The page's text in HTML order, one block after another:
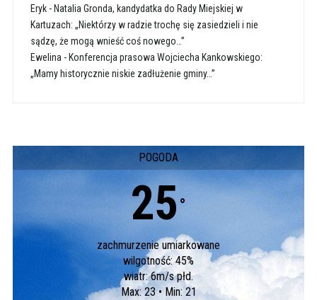
Eryk- Natalia Gronda, kandydatka do Rady Miejskiej w
Kartuzach: „Niektórzy w radzie trochę się zasiedzieli i nie
sądzę, że mogą wnieść coś nowego…”
Ewelina - Konferencja prasowa Wojciecha Kankowskiego:
„Mamy historycznie niskie zadłużenie gminy…”
POGODA
25 °
zachmurzenie umiarkowane
wilgotność: 45%
wiatr: 6m/s płd.
Max: 23 • Min: 21